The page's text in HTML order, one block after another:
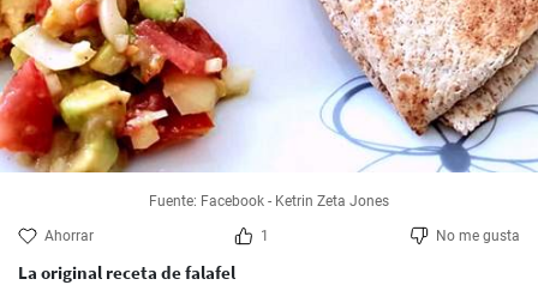
Fuente: Facebook - Ketrin Zeta Jones
Ahorrar 1 No me gusta
La original receta de falafel